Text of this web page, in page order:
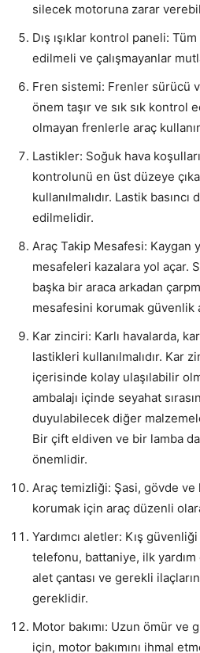
silecek motoruna zarar
Dış ışıklar kontrol paneli: Tüm
edilmeli ve çalışmayanlar
Fren sistemi: Frenler sürücü
önem taşır ve sık sık kontrol
olmayan frenlerle araç
Lastikler: Soğuk hava
kontrolunü en üst düzeye
kullanılmalıdır. Lastik
edilmelidir.
Araç Takip Mesafesi: Kaygan
mesafeleri kazalara yol açar.
başka bir araca arkadan
mesafesini korumak güvenlik
Kar zinciri: Karlı havalarda,
lastikleri kullanılmalıdır. Kar
içerisinde kolay ulaşılabilir
ambalajı içinde seyahat
duyulabilecek diğer
Bir çift eldiven ve bir lamba
önemlidir.
Araç temizliği: Şasi, gövde
korumak için araç düzenli
Yardımcı aletler: Kış
telefonu, battaniye, ilk yardım
alet çantası ve gerekli
gereklidir.
Motor bakımı: Uzun ömür ve
için, motor bakımını ihmal